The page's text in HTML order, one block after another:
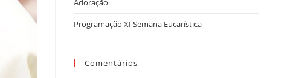
Adoração
Programação XI Semana Eucarística
Comentários